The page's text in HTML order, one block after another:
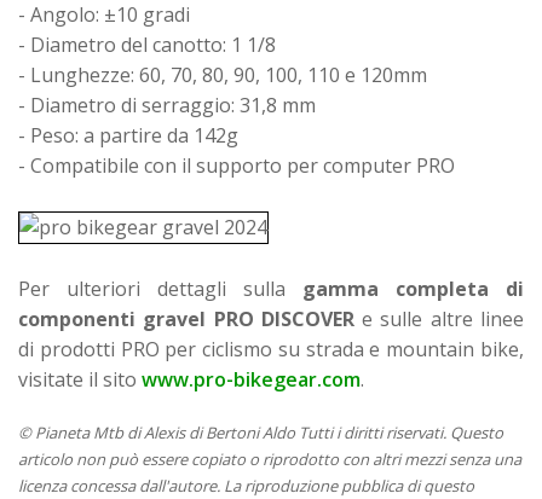
- Angolo: ±10 gradi
- Diametro del canotto: 1 1/8
- Lunghezze: 60, 70, 80, 90, 100, 110 e 120mm
- Diametro di serraggio: 31,8 mm
- Peso: a partire da 142g
- Compatibile con il supporto per computer PRO
Per ulteriori dettagli sulla gamma completa di
componenti gravel PRO DISCOVERe sulle altre linee
di prodotti PRO per ciclismo su strada e mountain bike,
visitate il sito www.pro-bikegear.com.
© Pianeta Mtb di Alexis di Bertoni Aldo Tutti i diritti riservati. Questo
articolo non può essere copiato o riprodotto con altri mezzi senza una
licenza concessa dall'autore. La riproduzione pubblica di questo